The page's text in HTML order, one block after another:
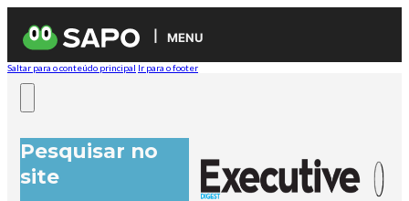
MENU
Saltar para o conteúdo principal Ir para o footer
Pesquisar no
site